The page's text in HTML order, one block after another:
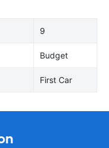
9
Budget
First Car